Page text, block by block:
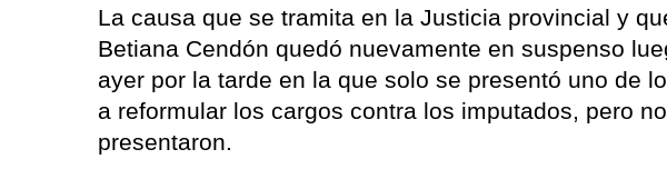
La causa que se tramita en la Justicia provincial y
Betiana Cendón quedó nuevamente en suspenso
ayer por la tarde en la que solo se presentó uno de
a reformular los cargos contra los imputados, pero
presentaron.